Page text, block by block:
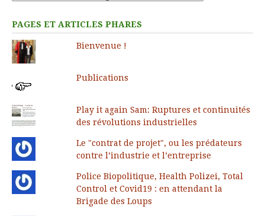
PAGES ET ARTICLES PHARES
Bienvenue !
Publications
Play it again Sam: Ruptures et continuités
des révolutions industrielles
Le "contrat de projet", ou les prédateurs
contre l’industrie et l’entreprise
Police Biopolitique, Health Polizei, Total
Control et Covid19 : en attendant la
Brigade des Loups